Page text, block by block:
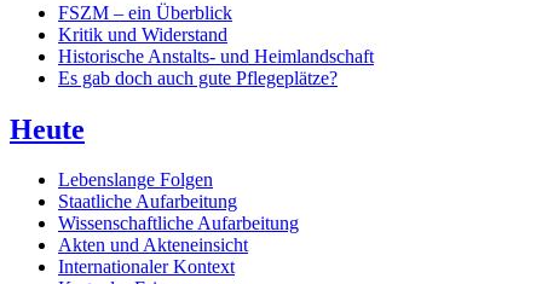
FSZM – ein Überblick
Kritik und Widerstand
Historische Anstalts- und Heimlandschaft
Es gab doch auch gute Pflegeplätze?
Heute
Lebenslange Folgen
Staatliche Aufarbeitung
Wissenschaftliche Aufarbeitung
Akten und Akteneinsicht
Internationaler Kontext